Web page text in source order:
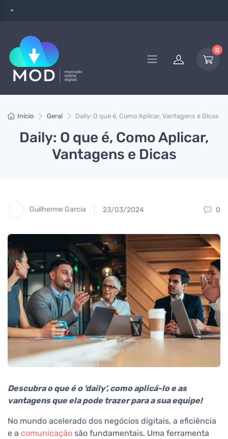
0
Início Geral Daily: O que é, Como Aplicar, Vantagens e Dicas
Daily: O que é, Como Aplicar,
Vantagens e Dicas
Guilherme Garcia 23/03/2024 0
Descubra o que é o ‘daily’, como aplicá-lo e as
vantagens que ela pode trazer para a sua equipe!
No mundo acelerado dos negócios digitais, a eficiência
e a comunicação são fundamentais. Uma ferramenta